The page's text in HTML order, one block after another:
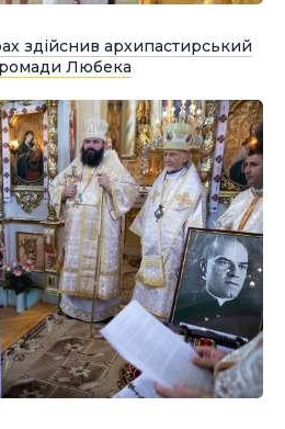
здійснив архипастирський
Любека